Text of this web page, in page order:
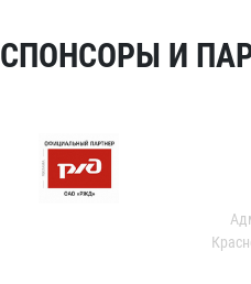
СПОНСОРЫ И